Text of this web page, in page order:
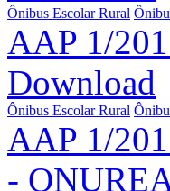
Ônibus Escolar Rural
AAP 1/
Download
Ônibus Escolar Rural
AAP 1/
-